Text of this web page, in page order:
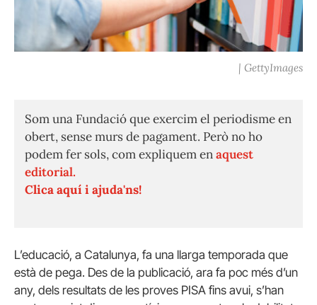
| GettyImages
Som una Fundació que exercim el periodisme en
obert, sense murs de pagament. Però no ho
podem fer sols, com expliquem enaquest
editorial.
Clica aquí i ajuda'ns!
L’educació, a Catalunya, fa una llarga temporada que
està de pega. Des de la publicació, ara fa poc més d’un
any, dels resultats de les proves PISA fins avui, s’han